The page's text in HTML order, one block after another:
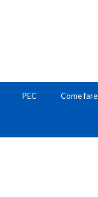
PEC Come fare